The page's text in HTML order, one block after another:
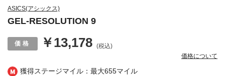
獲得ステージマイル：最大655マイル
ASICS(アシックス)
GEL-RESOLUTION 9
￥13,178 (税込)
価格について